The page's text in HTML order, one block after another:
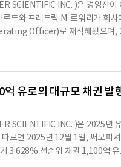
는 HER2 변이가 있는 비소세포
억 달러를 배치했으며, 이 중
수하였고, Sanofi의
SCIENTIFIC INC. )은 경영진
드와 프레드릭 M. 로워리가 회
Officer)로 재직해왔으며,
구조와 리더십 팀을 업데이트
부사장인 지안루카 페티티가
사장인 마이클 셰이퍼가 승진하
약한 내용으로 수치나 문맥상 요
필히 필독하시기 바랍니다.
유로의 대규모 채권 발
SCIENTIFIC INC. )은 2025년
르면 2025년 12월 1일, 써모피
3.628% 선순위 채권 1,100억